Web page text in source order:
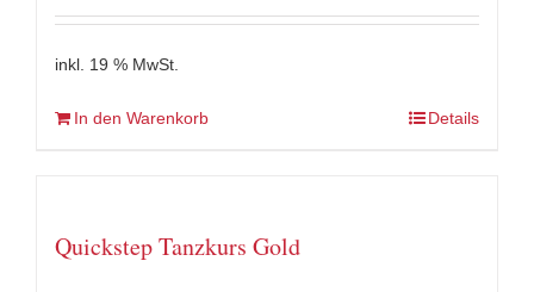
inkl. 19 % MwSt.
In den Warenkorb Details
Quickstep Tanzkurs Gold